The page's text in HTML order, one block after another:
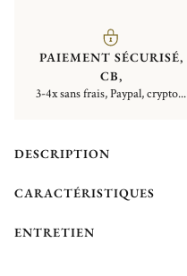
PAIEMENT SÉCURISÉ,
CB,
3-4x sans frais, Paypal, crypto...
DESCRIPTION
CARACTÉRISTIQUES
ENTRETIEN